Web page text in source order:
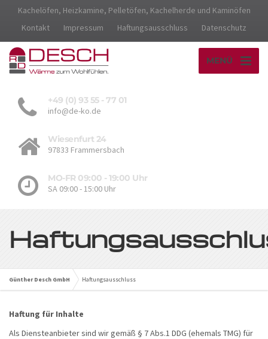
Kachelöfen, Heizkamine, Pelletöfen, Kachelherde und Kaminöfen
Kontakt
Impressum Haftungsausschluss Datenschutz
MENÜ
+49 (0) 93 55 - 77 01
info@de-ko.de
Wiesenfurt 24
97833 Frammersbach
MO-FR 09:00 - 19:00 Uhr
SA 09:00 - 15:00 Uhr
Günther Desch GmbH Haftungsausschluss
Haftung für Inhalte
Als Diensteanbieter sind wir gemäß § 7 Abs.1 DDG (ehemals TMG) für